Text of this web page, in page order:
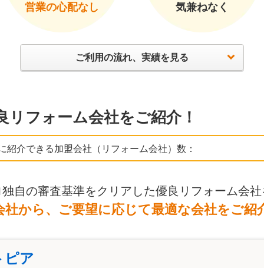
営業の心配なし 気兼ねなく
ご利用の流れ、実績を見る
リフォーム会社をご紹介！
紹介できる加盟会社（リフォーム会社）数：
自の審査基準をクリアした優良リフォーム会
から、ご要望に応じて最適な会社をご
ピア